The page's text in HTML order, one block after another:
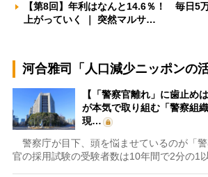
【第8回】年利はなんと14.6％！ 毎日5
上がっていく ｜ 突然マルサ…
河合雅司「人口減少ニッポンの活
【「警察官離れ」に歯止め
が本気で取り組む「警察組
現…
警察庁が目下、頭を悩ませているのが「
官の採用試験の受験者数は10年間で2分の1